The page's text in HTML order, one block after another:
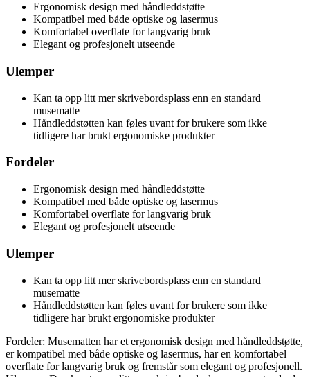
Ergonomisk design med håndleddstøtte
Kompatibel med både optiske og lasermus
Komfortabel overflate for langvarig bruk
Elegant og profesjonelt utseende
Ulemper
Kan ta opp litt mer skrivebordsplass enn en standard
musematte
Håndleddstøtten kan føles uvant for brukere som ikke
tidligere har brukt ergonomiske produkter
Fordeler
Ergonomisk design med håndleddstøtte
Kompatibel med både optiske og lasermus
Komfortabel overflate for langvarig bruk
Elegant og profesjonelt utseende
Ulemper
Kan ta opp litt mer skrivebordsplass enn en standard
musematte
Håndleddstøtten kan føles uvant for brukere som ikke
tidligere har brukt ergonomiske produkter
Fordeler: Musematten har et ergonomisk design med håndleddstøtte,
er kompatibel med både optiske og lasermus, har en komfortabel
overflate for langvarig bruk og fremstår som elegant og profesjonell.